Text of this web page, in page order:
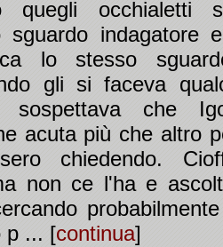
quegli occhialetti
indagatore
lo stesso
gli si faceva
che
acuta più che altro
chiedendo.
non ce l'ha e
p ... [continua]